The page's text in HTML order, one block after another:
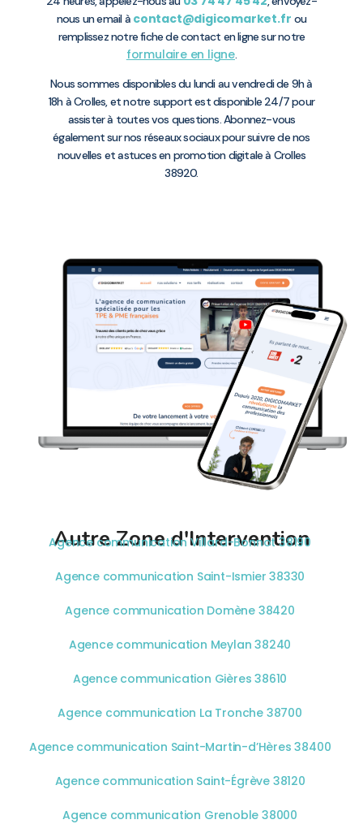
nous un email à contact@digicomarket.fr ou
remplissez notre fiche de contact en ligne sur notre
formulaire en ligne.
Nous sommes disponibles du lundi au vendredi de 9h à
18h à Crolles, et notre support est disponible 24/7 pour
assister à toutes vos questions. Abonnez-vous
également sur nos réseaux sociaux pour suivre de nos
nouvelles et astuces en promotion digitale à Crolles
38920.
Autre Zone d'Intervention
Agence communication Villard-Bonnot 38190
Agence communication Saint-Ismier 38330
Agence communication Domène 38420
Agence communication Meylan 38240
Agence communication Gières 38610
Agence communication La Tronche 38700
Agence communication Saint-Martin-d’Hères 38400
Agence communication Saint-Égrève 38120
Agence communication Grenoble 38000